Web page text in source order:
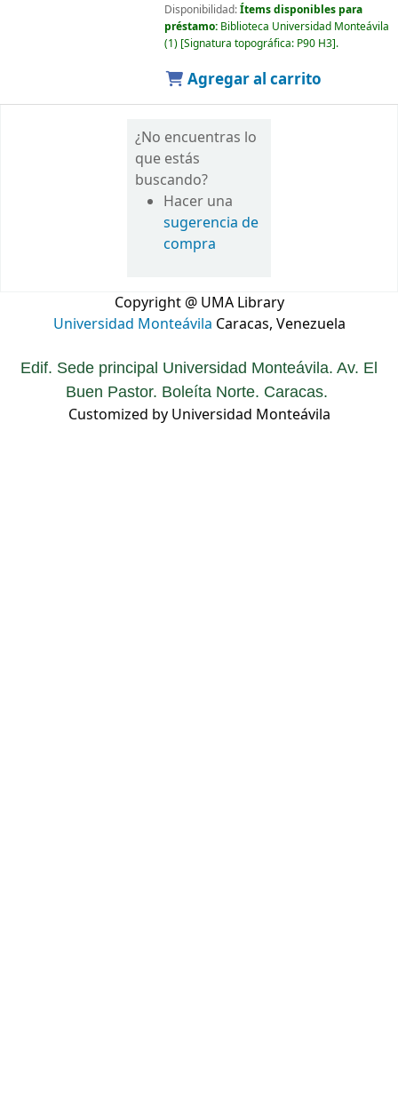
Disponibilidad:Ítems disponibles para
préstamo: Biblioteca Universidad Monteávila
(1) Signatura topográfica: P90 H3 .
Agregar al carrito
¿No encuentras lo
que estás
buscando?
Hacer una
sugerencia de
compra
Copyright @ UMA Library
Universidad Monteávila Caracas, Venezuela
Edif. Sede principal Universidad Monteávila. Av. El
Buen Pastor. Boleíta Norte. Caracas.
Customized by Universidad Monteávila